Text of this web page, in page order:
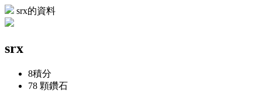
srx的資料
srx
8積分
78 顆鑽石